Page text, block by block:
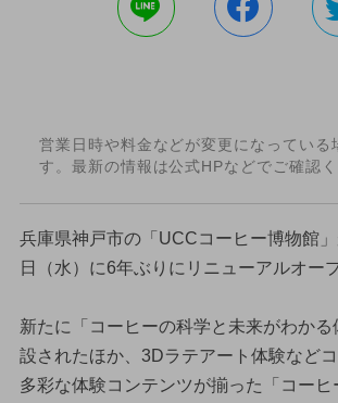
営業日時や料金などが変更になっている
す。最新の情報は公式HPなどでご確認く
兵庫県神戸市の「UCCコーヒー博物館
日（水）に6年ぶりにリニューアルオー
新たに「コーヒーの科学と未来がわか
設されたほか、3Dラテアート体験など
多彩な体験コンテンツが揃った「コーヒ